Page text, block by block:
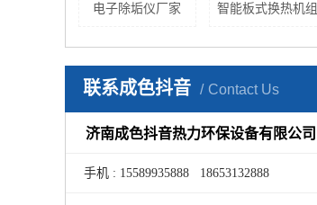
电子除垢仪厂家 智能板式换热机组
联系成色抖音 Contact Us
济南成色抖音热力环保设备有限公司
手机 : 15589935888 18653132888